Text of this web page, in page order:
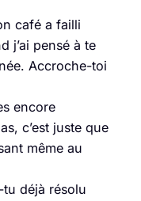
café a failli
j’ai pensé à te
Accroche-toi
encore
c’est juste que
même au
tu déjà résolu